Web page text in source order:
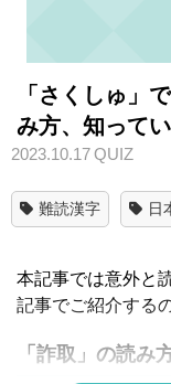
「さくしゅ」
み方、知って
2023.10.17QUIZ
難読漢字 日
本記事では意外と
記事でご紹介する
「詐取」の読み